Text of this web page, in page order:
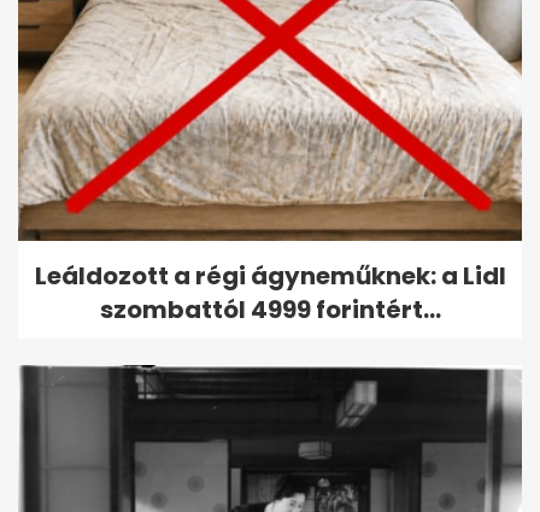
Leáldozott a régi ágyneműknek: a Lidl
szombattól 4999 forintért...